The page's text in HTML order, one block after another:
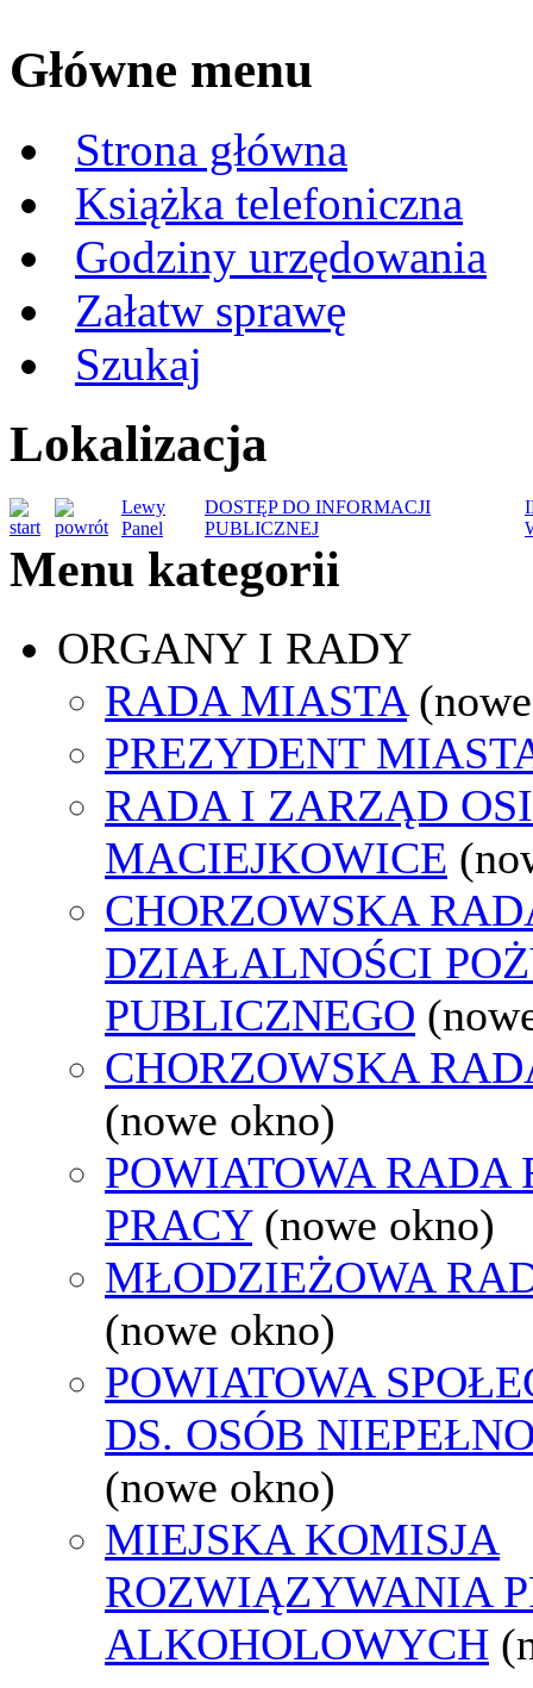
Główne menu
Strona główna
Książka telefoniczna
Godziny urzędowania
Załatw sprawę
Szukaj
Lokalizacja
Lewy
Panel
DOSTĘP DO INFORMACJI
PUBLICZNEJ
Menu kategorii
ORGANY I RADY
RADA MIASTA
PREZYDENT
RADA I ZARZĄD
MACIEJKOWICE
CHORZOWSKA
DZIAŁALNOŚCI
PUBLICZNEGO
CHORZOWSKA
(nowe okno)
POWIATOWA RADA
PRACY (nowe okno)
MŁODZIEŻOWA
(nowe okno)
POWIATOWA
DS. OSÓB
(nowe okno)
MIEJSKA KOMISJA
ROZWIĄZYWANIA
ALKOHOLOWYCH